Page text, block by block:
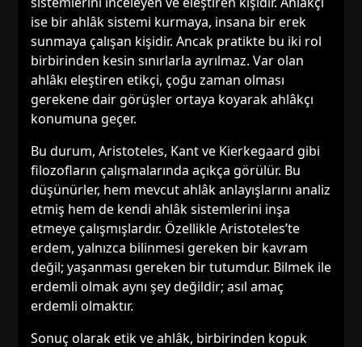
ise bir ahlâk sistemi kurmaya, insana bir erek
sunmaya çalışan kişidir. Ancak pratikte bu iki rol
birbirinden kesin sınırlarla ayrılmaz. Var olan
ahlâkı eleştiren etikçi, çoğu zaman olması
gerekene dair görüşler ortaya koyarak ahlâkçı
konumuna geçer.
Bu durum, Aristoteles, Kant ve Kierkegaard gibi
filozofların çalışmalarında açıkça görülür. Bu
düşünürler, hem mevcut ahlâk anlayışlarını analiz
etmiş hem de kendi ahlâk sistemlerini inşa
etmeye çalışmışlardır. Özellikle Aristoteles’te
erdem, yalnızca bilinmesi gereken bir kavram
değil; yaşanması gereken bir tutumdur. Bilmek ile
erdemli olmak aynı şey değildir; asıl amaç
erdemli olmaktır.
Sonuç olarak etik ve ahlâk, birbirinden kopuk